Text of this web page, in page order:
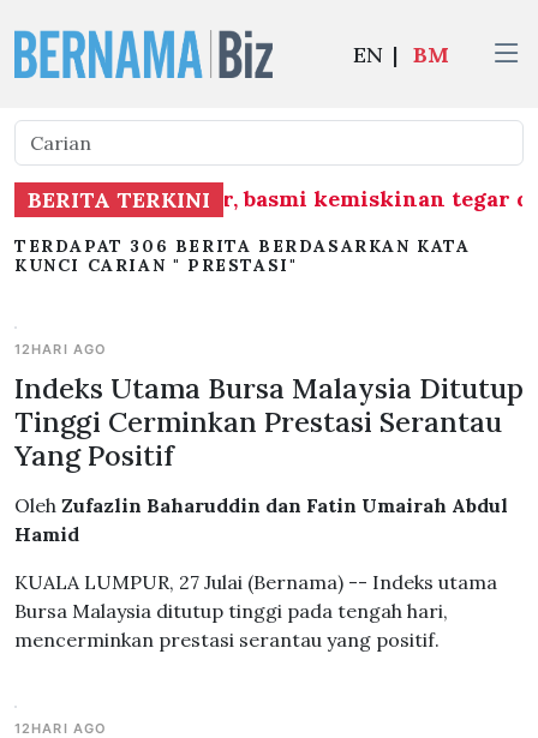
EN | BM
BERITA TERKINI
infrastruktur, basmi kemiskinan tegar di
TERDAPAT 306 BERITA BERDASARKAN KATA
KUNCI CARIAN " PRESTASI"
12HARI AGO
Indeks Utama Bursa Malaysia Ditutup
Tinggi Cerminkan Prestasi Serantau
Yang Positif
Oleh Zufazlin Baharuddin dan Fatin Umairah Abdul
Hamid
KUALA LUMPUR, 27 Julai (Bernama) -- Indeks utama
Bursa Malaysia ditutup tinggi pada tengah hari,
mencerminkan prestasi serantau yang positif.
12HARI AGO